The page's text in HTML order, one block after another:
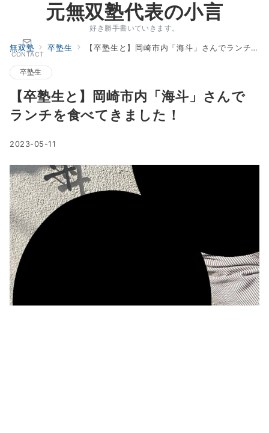
元無双塾代表の小言
好き勝手書いていきます。
CONTACT
無双塾 卒塾生 【卒塾生と】岡崎市内「海斗」さんでランチを食べてきました！
卒塾生
【卒塾生と】岡崎市内「海斗」さんで
ランチを食べてきました！
2023-05-11